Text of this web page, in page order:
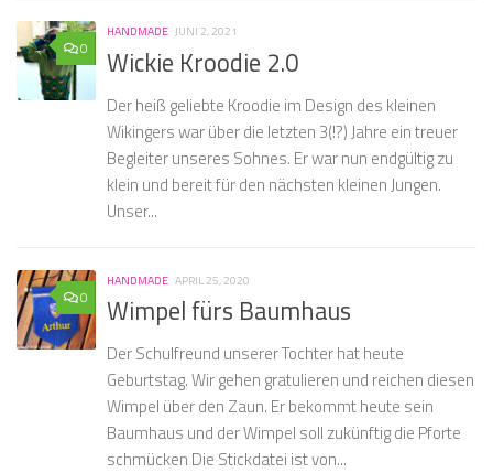
0
HANDMADE JUNI 2, 2021
Wickie Kroodie 2.0
Der heiß geliebte Kroodie im Design des kleinen
Wikingers war über die letzten 3(!?) Jahre ein treuer
Begleiter unseres Sohnes. Er war nun endgültig zu
klein und bereit für den nächsten kleinen Jungen.
Unser...
0
HANDMADE APRIL 25, 2020
Wimpel fürs Baumhaus
Der Schulfreund unserer Tochter hat heute
Geburtstag. Wir gehen gratulieren und reichen diesen
Wimpel über den Zaun. Er bekommt heute sein
Baumhaus und der Wimpel soll zukünftig die Pforte
schmücken Die Stickdatei ist von...